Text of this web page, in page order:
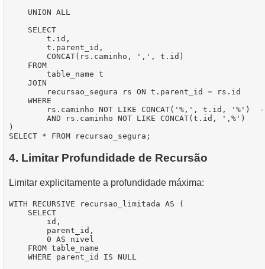
    UNION ALL
    SELECT
        t.id,
        t.parent_id,
        CONCAT(rs.caminho, ',', t.id)
    FROM
        table_name t
    JOIN
        recursao_segura rs ON t.parent_id = rs.id
    WHERE
rs.caminho NOT LIKE CONCAT('%,', t.id, '%')
        AND rs.caminho NOT LIKE CONCAT(t.id, ',%')
)
4. Limitar Profundidade de Recursão
Limitar explicitamente a profundidade máxima:
WITH RECURSIVE recursao_limitada AS (
    SELECT
        id,
        parent_id,
        0 AS nivel
    FROM table_name
    WHERE parent_id IS NULL